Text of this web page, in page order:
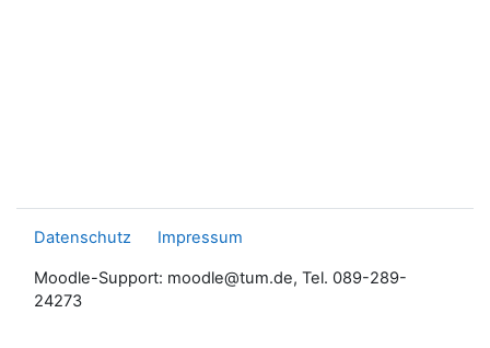
Datenschutz Impressum
Moodle-Support: moodle@tum.de, Tel. 089-289-
24273